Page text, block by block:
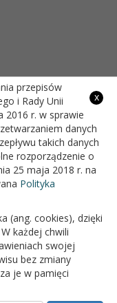
BIAŁOPOLE
x
przepisów
i Rady Unii
2016 r. w sprawie
danych
takich danych
rozporządzenie o
25 maja 2018 r. na
Polityka
(ang. cookies), dzięki
każdej chwili
swojej
bez zmiany
je w pamięci